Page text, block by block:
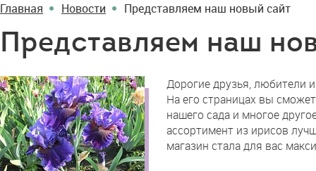
Главная Новости Представляем наш новый сайт
Представляем наш
Представляем
наш
новый
сайт
Дорогие друзья, любители
На его страницах вы
нашего сада и многое
ассортимент из ирисов
магазин стала для вас